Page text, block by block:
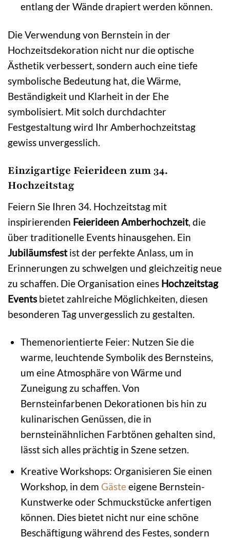
entlang der Wände drapiert werden können.
Die Verwendung von Bernstein in der
Hochzeitsdekoration nicht nur die optische
Ästhetik verbessert, sondern auch eine tiefe
symbolische Bedeutung hat, die Wärme,
Beständigkeit und Klarheit in der Ehe
symbolisiert. Mit solch durchdachter
Festgestaltung wird Ihr Amberhochzeitstag
gewiss unvergesslich.
Einzigartige Feierideen zum 34.
Hochzeitstag
Feiern Sie Ihren 34. Hochzeitstag mit
inspirierenden Feierideen Amberhochzeit, die
über traditionelle Events hinausgehen. Ein
Jubiläumsfestist der perfekte Anlass, um in
Erinnerungen zu schwelgen und gleichzeitig neue
zu schaffen. Die Organisation eines Hochzeitstag
Eventsbietet zahlreiche Möglichkeiten, diesen
besonderen Tag unvergesslich zu gestalten.
Themenorientierte Feier: Nutzen Sie die
warme, leuchtende Symbolik des Bernsteins,
um eine Atmosphäre von Wärme und
Zuneigung zu schaffen. Von
Bernsteinfarbenen Dekorationen bis hin zu
kulinarischen Genüssen, die in
bernsteinähnlichen Farbtönen gehalten sind,
lässt sich alles prächtig in Szene setzen.
Kreative Workshops: Organisieren Sie einen
Workshop, in dem Gästeeigene Bernstein-
Kunstwerke oder Schmuckstücke anfertigen
können. Dies bietet nicht nur eine schöne
Beschäftigung während des Festes, sondern